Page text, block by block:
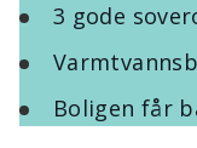
3 gode
Boligen får